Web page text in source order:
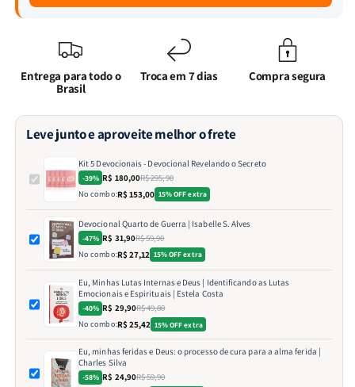
Entrega para todo o
Brasil
Troca em 7 dias Compra segura
Leve junto e aproveite melhor o frete
Kit 5 Devocionais - Devocional Revelando o Secreto
-39% R$ 180,00R$ 295,90
No combo:R$ 153,00 15% OFF extra
Devocional Quarto de Guerra | Isabelle S. Alves
-47% R$ 31,90R$ 59,90
No combo:R$ 27,12 15% OFF extra
Eu, Minhas Lutas Internas e Deus | Identificando as Lutas
Emocionais e Espirituais | Estela Costa
-40% R$ 29,90R$ 49,80
No combo:R$ 25,42 15% OFF extra
Eu, minhas feridas e Deus: o processo de cura para a alma ferida |
Charles Silva
-58% R$ 24,90R$ 59,90